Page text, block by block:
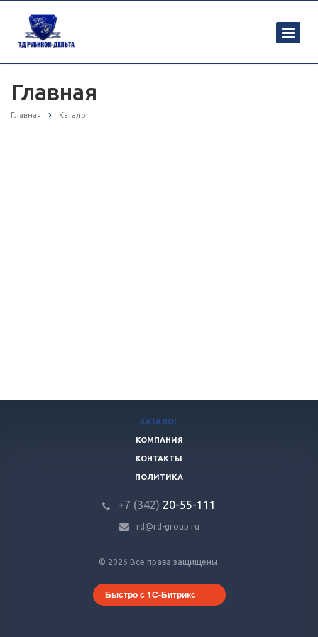
Главная
Главная Каталог
© 2026 Все права защищены.
Быстро с 1С-Битрикс
КАТАЛОГ
КОМПАНИЯ
КОНТАКТЫ
ПОЛИТИКА
+7 (342) 20-55-111
rd@rd-group.ru